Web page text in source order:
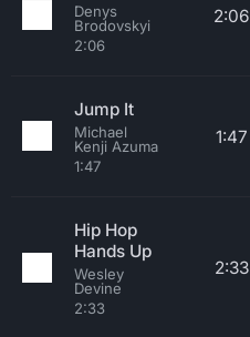
Denys
Brodovskyi
2:06
2:06
Jump It
Michael
Kenji Azuma
1:47
1:47
Hip Hop
Hands Up
Wesley
Devine
2:33
2:33